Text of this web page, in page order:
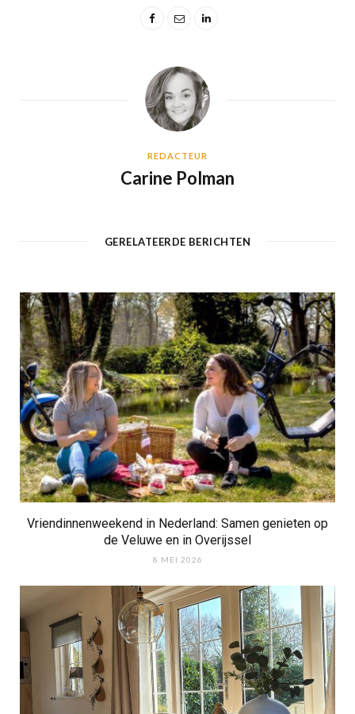
REDACTEUR
Carine Polman
GERELATEERDE BERICHTEN
Vriendinnenweekend in Nederland: Samen genieten op
de Veluwe en in Overijssel
8 MEI 2026